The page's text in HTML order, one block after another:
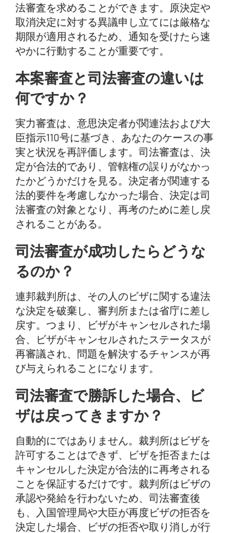
法審査を求めることができます。原決定や
取消決定に対する異議申し立てには厳格な
期限が適用されるため、通知を受けたら速
やかに行動することが重要です。
本案審査と司法審査の違いは
何ですか？
実力審査は、意思決定者が関連法および大
臣指示110号に基づき、あなたのケースの事
実と状況を再評価します。司法審査は、決
定が合法的であり、管轄権の誤りがなかっ
たかどうかだけを見る。決定者が関連する
法的要件を考慮しなかった場合、決定は司
法審査の対象となり、再考のために差し戻
されることがある。
司法審査が成功したらどうな
るのか？
連邦裁判所は、その人のビザに関する違法
な決定を破棄し、審判所または省庁に差し
戻す。つまり、ビザがキャンセルされた場
合、ビザがキャンセルされたステータスが
再審議され、問題を解決するチャンスが再
び与えられることになります。
司法審査で勝訴した場合、ビ
ザは戻ってきますか？
自動的にではありません。裁判所はビザを
許可することはできず、ビザを拒否または
キャンセルした決定が合法的に再考される
ことを保証するだけです。裁判所はビザの
承認や発給を行わないため、司法審査後
も、入国管理局や大臣が再度ビザの拒否を
決定した場合、ビザの拒否や取り消しが行